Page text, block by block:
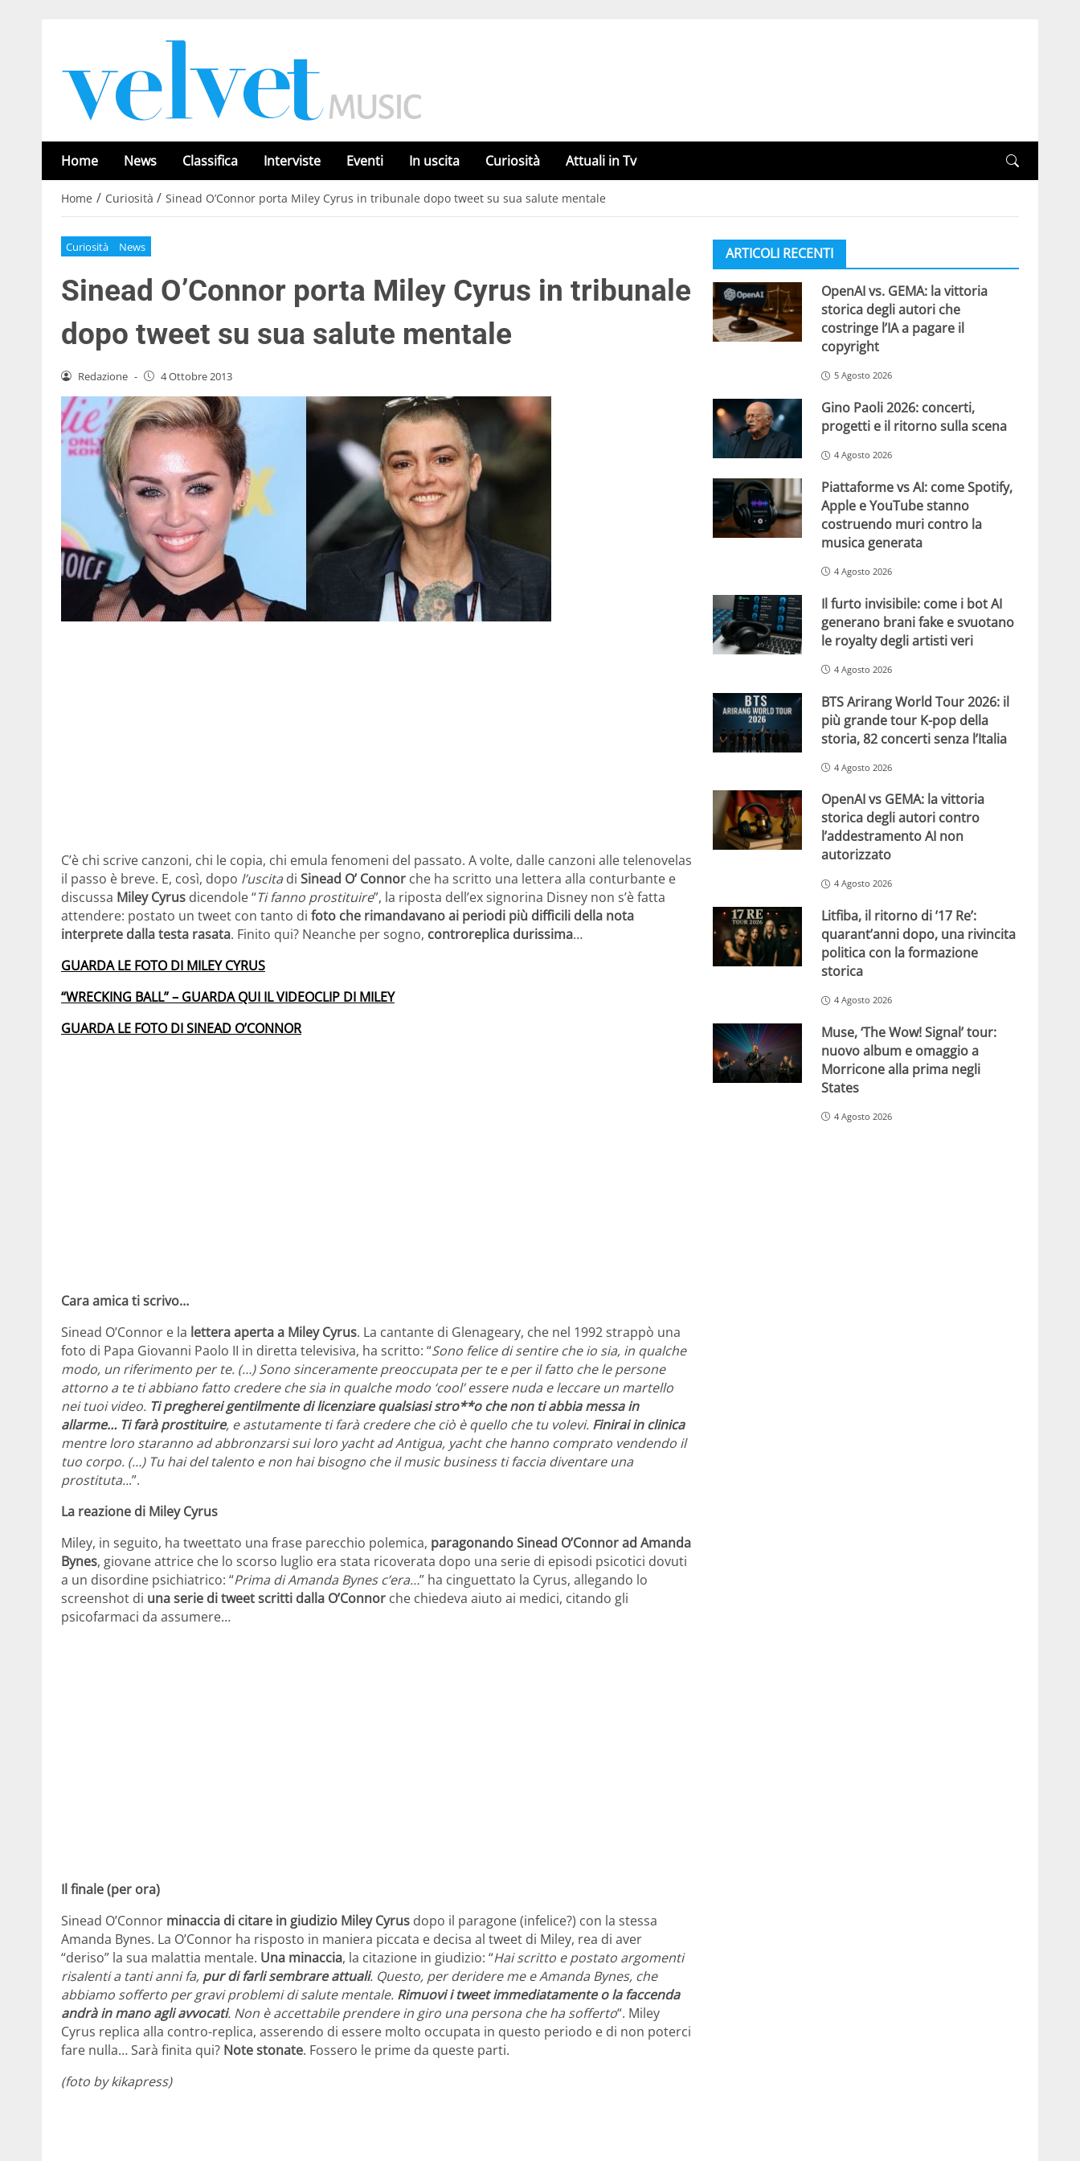
Home News Classifica Interviste Eventi In uscita Curiosità Attuali in Tv
Home / Curiosità / Sinead O’Connor porta Miley Cyrus in tribunale dopo tweet su sua salute mentale
Curiosità News
Sinead O’Connor porta Miley Cyrus in tribunale
dopo tweet su sua salute mentale
Redazione - 4 Ottobre 2013
C’è chi scrive canzoni, chi le copia, chi emula fenomeni del passato. A volte, dalle canzoni alle telenovelas
il passo è breve. E, così, dopo l’uscita di Sinead O’ Connor che ha scritto una lettera alla conturbante e
discussa Miley Cyrus dicendole “Ti fanno prostituire”, la riposta dell’ex signorina Disney non s’è fatta
attendere: postato un tweet con tanto di foto che rimandavano ai periodi più difficili della nota
interprete dalla testa rasata. Finito qui? Neanche per sogno, controreplica durissima…
GUARDA LE FOTO DI MILEY CYRUS
“WRECKING BALL” – GUARDA QUI IL VIDEOCLIP DI MILEY
GUARDA LE FOTO DI SINEAD O’CONNOR
Cara amica ti scrivo…
Sinead O’Connor e la lettera aperta a Miley Cyrus. La cantante di Glenageary, che nel 1992 strappò una
foto di Papa Giovanni Paolo II in diretta televisiva, ha scritto: “Sono felice di sentire che io sia, in qualche
modo, un riferimento per te. (…) Sono sinceramente preoccupata per te e per il fatto che le persone
attorno a te ti abbiano fatto credere che sia in qualche modo ‘cool’ essere nuda e leccare un martello
nei tuoi video. Ti pregherei gentilmente di licenziare qualsiasi stro**o che non ti abbia messa in
allarme… Ti farà prostituire, e astutamente ti farà credere che ciò è quello che tu volevi. Finirai in clinica
mentre loro staranno ad abbronzarsi sui loro yacht ad Antigua, yacht che hanno comprato vendendo il
tuo corpo. (…) Tu hai del talento e non hai bisogno che il music business ti faccia diventare una
prostituta...”.
La reazione di Miley Cyrus
Miley, in seguito, ha tweettato una frase parecchio polemica, paragonando Sinead O’Connor ad Amanda
Bynes, giovane attrice che lo scorso luglio era stata ricoverata dopo una serie di episodi psicotici dovuti
a un disordine psichiatrico: “Prima di Amanda Bynes c’era…” ha cinguettato la Cyrus, allegando lo
screenshot di una serie di tweet scritti dalla O’Connor che chiedeva aiuto ai medici, citando gli
psicofarmaci da assumere…
Il finale (per ora)
Sinead O’Connor minaccia di citare in giudizio Miley Cyrus dopo il paragone (infelice?) con la stessa
Amanda Bynes. La O’Connor ha risposto in maniera piccata e decisa al tweet di Miley, rea di aver
“deriso” la sua malattia mentale. Una minaccia, la citazione in giudizio: “Hai scritto e postato argomenti
risalenti a tanti anni fa, pur di farli sembrare attuali. Questo, per deridere me e Amanda Bynes, che
abbiamo sofferto per gravi problemi di salute mentale. Rimuovi i tweet immediatamente o la faccenda
andrà in mano agli avvocati. Non è accettabile prendere in giro una persona che ha sofferto“. Miley
Cyrus replica alla contro-replica, asserendo di essere molto occupata in questo periodo e di non poterci
fare nulla… Sarà finita qui? Note stonate. Fossero le prime da queste parti.
(foto by kikapress)
ARTICOLI RECENTI
OpenAI vs. GEMA: la vittoria
storica degli autori che
costringe l’IA a pagare il
copyright
5 Agosto 2026
Gino Paoli 2026: concerti,
progetti e il ritorno sulla scena
4 Agosto 2026
Piattaforme vs AI: come Spotify,
Apple e YouTube stanno
costruendo muri contro la
musica generata
4 Agosto 2026
Il furto invisibile: come i bot AI
generano brani fake e svuotano
le royalty degli artisti veri
4 Agosto 2026
BTS Arirang World Tour 2026: il
più grande tour K-pop della
storia, 82 concerti senza l’Italia
4 Agosto 2026
OpenAI vs GEMA: la vittoria
storica degli autori contro
l’addestramento AI non
autorizzato
4 Agosto 2026
Litfiba, il ritorno di ’17 Re’:
quarant’anni dopo, una rivincita
politica con la formazione
storica
4 Agosto 2026
Muse, ‘The Wow! Signal’ tour:
nuovo album e omaggio a
Morricone alla prima negli
States
4 Agosto 2026